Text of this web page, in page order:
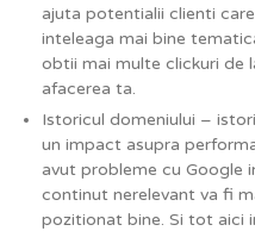
ajuta potentialii clienti
inteleaga mai bine
obtii mai multe clickuri de
afacerea ta.
Istoricul domeniului –
un impact asupra
avut probleme cu Google
continut nerelevant va fi
pozitionat bine. Si tot aici